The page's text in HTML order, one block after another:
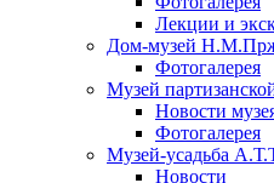
Лекции и
Дом-музей
Фотогалерея
Музей
Новости
Фотогалерея
Музей-усадьба
Новости